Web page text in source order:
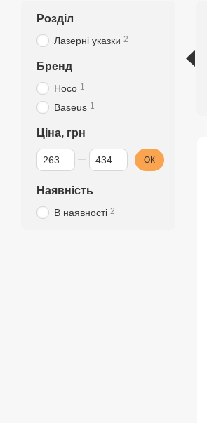
Розділ
Лазерні указки 2
Бренд
Hoco 1
Baseus 1
Ціна, грн
Від Ціна, грн
До Ціна, грн ОК
Наявність
В наявності 2